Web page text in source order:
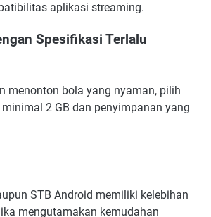
aplikasi streaming.
Spesifikasi Terlalu
menonton bola yang nyaman, pilih
2 GB dan penyimpanan yang
STB Android memiliki kelebihan
mengutamakan kemudahan